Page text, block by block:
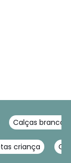
Calças brancas
criança